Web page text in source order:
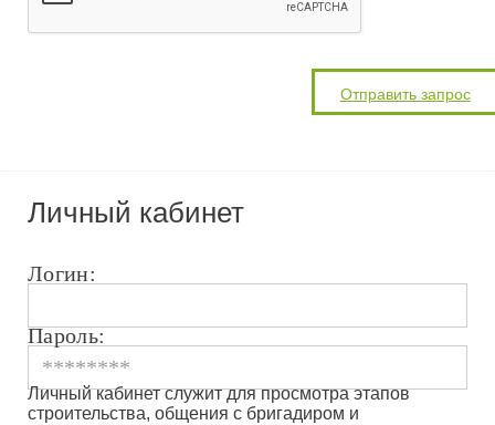
Личный кабинет
Логин:
Пароль:
Личный кабинет служит для просмотра этапов
строительства, общения с бригадиром и